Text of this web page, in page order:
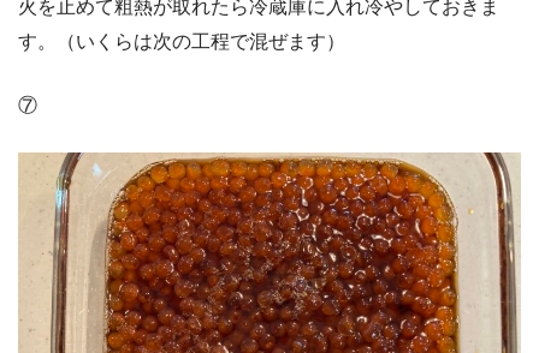
火を止めて粗熱が取れたら冷蔵庫に入れ冷やしておきま
す。（いくらは次の工程で混ぜます）
⑦